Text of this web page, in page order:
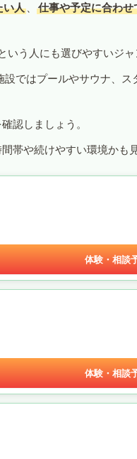
い人 、 仕事や予定に合わ
いう人にも選びやすいジャ
ではプールやサウナ、ス
認しましょう。
帯や続けやすい環境かも
体験・相談
体験・相談